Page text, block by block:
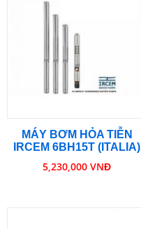
MÁY BƠM HỎA TIỄN
IRCEM 6BH15T (ITALIA)
5,230,000 VNĐ